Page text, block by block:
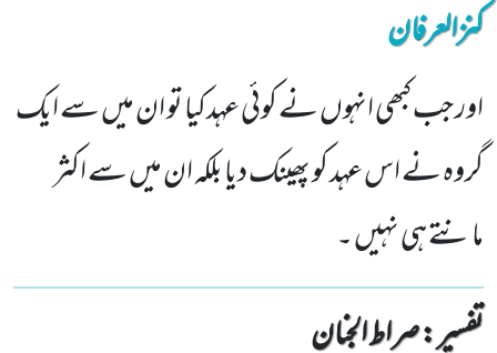
کنزالعرفان
اور جب کبھی انہوں نے کوئی عہدکیا تو ان میں سے ایک
گروہ نے اس عہد کو پھینک دیا بلکہ ان میں سے اکثر
مانتے ہی نہیں ۔
تفسیر : ‎صراط الجنان